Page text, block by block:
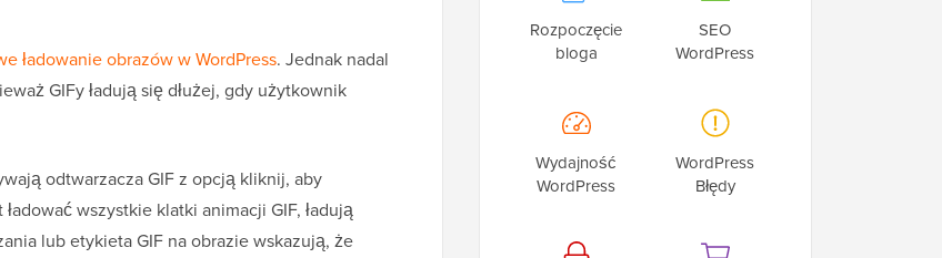
ładowanie obrazów w WordPress. Jednak nadal
GIFy ładują się dłużej, gdy użytkownik
odtwarzacza GIF z opcją kliknij, aby
wszystkie klatki animacji GIF, ładują
lub etykieta GIF na obrazie wskazują, że
Rozpoczęcie
bloga
SEO
WordPress
Wydajność
WordPress
WordPress
Błędy